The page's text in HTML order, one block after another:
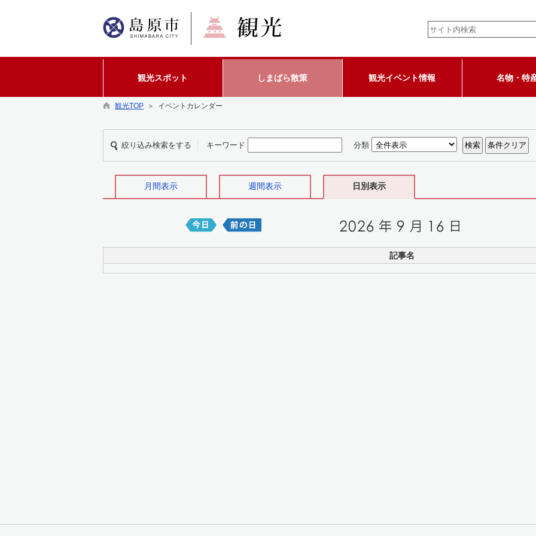
観光スポット しまばら散策 観光イベント情報 名物・特
観光TOP ＞ イベントカレンダー
絞り込み検索をする キーワード 分類
月間表示 週間表示 日別表示
記事名